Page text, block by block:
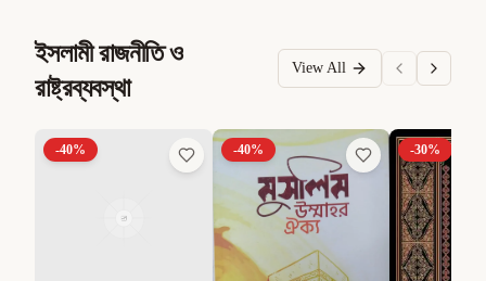
ইসলামী রাজনীতি ও
রাষ্ট্রব্যবস্থা
View All
-40% -40% -30%